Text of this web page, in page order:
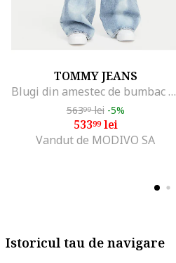
TOMMY JEANS
Blugi din amestec de bumbac organic cu pete decorative si croiala ampla
56399lei -5%
53399lei
Vandut de MODIVO SA
Istoricul tau de navigare